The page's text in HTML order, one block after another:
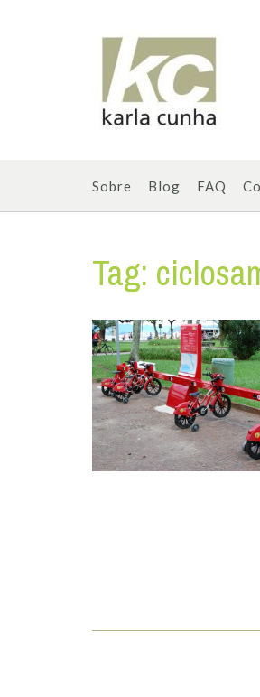
Sobre Blog FAQ
Tag: